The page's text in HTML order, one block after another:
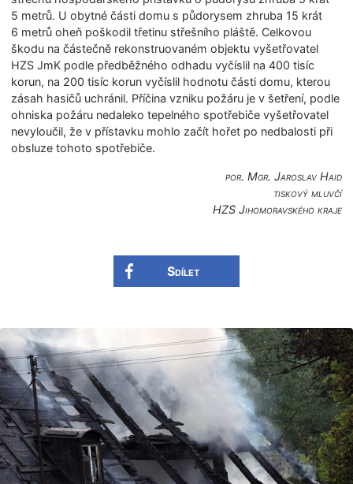
5 metrů. U obytné části domu s půdorysem zhruba 15 krát
6 metrů oheň poškodil třetinu střešního pláště. Celkovou
škodu na částečně rekonstruovaném objektu vyšetřovatel
HZS JmK podle předběžného odhadu vyčíslil na 400 tisíc
korun, na 200 tisíc korun vyčíslil hodnotu části domu, kterou
zásah hasičů uchránil. Příčina vzniku požáru je v šetření, podle
ohniska požáru nedaleko tepelného spotřebiče vyšetřovatel
nevyloučil, že v přístavku mohlo začít hořet po nedbalosti při
obsluze tohoto spotřebiče.
por. Mgr. Jaroslav Haid
tiskový mluvčí
HZS Jihomoravského kra­je
Sdílet